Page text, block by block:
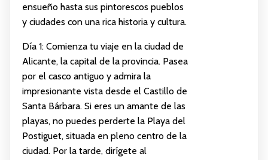
ensueño hasta sus pintorescos pueblos
y ciudades con una rica historia y cultura.
Día 1: Comienza tu viaje en la ciudad de
Alicante, la capital de la provincia. Pasea
por el casco antiguo y admira la
impresionante vista desde el Castillo de
Santa Bárbara. Si eres un amante de las
playas, no puedes perderte la Playa del
Postiguet, situada en pleno centro de la
ciudad. Por la tarde, dirígete al